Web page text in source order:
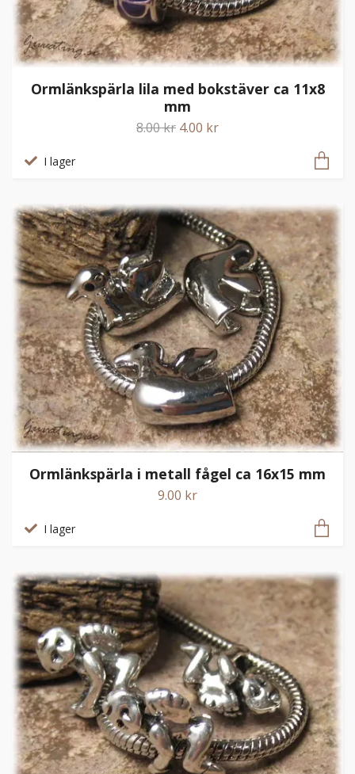
Ormlänkspärla lila med bokstäver ca 11x8
mm
8.00 kr 4.00 kr
I lager
Ormlänkspärla i metall fågel ca 16x15 mm
9.00 kr
I lager